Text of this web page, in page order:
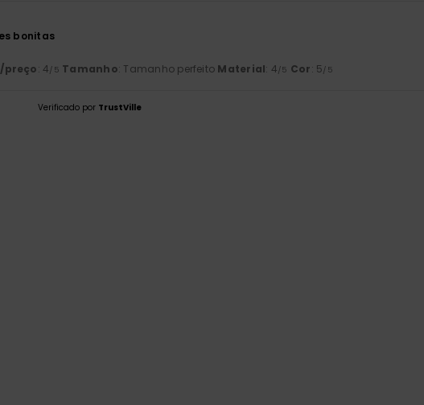
bonitas
preço: 4/5 Tamanho: Tamanho perfeito Material: 4/5 Cor: 5/5
Verificado por TrustVille